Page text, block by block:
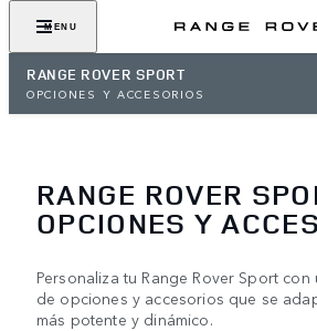
MENU
RANGE ROVER SPORT
OPCIONES Y ACCESORIOS
RANGE ROVER
OPCIONES Y
Personaliza tu Range Rover Sport con
de opciones y accesorios que se
más potente y dinámico.